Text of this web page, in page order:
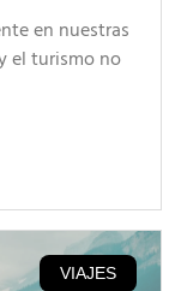
en nuestras
el turismo no
VIAJES